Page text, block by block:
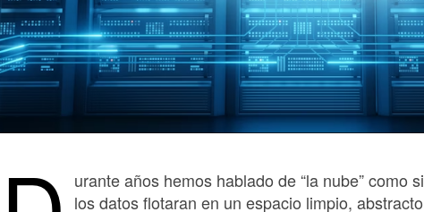
urante años hemos hablado de “la nube” como si
los datos flotaran en un espacio limpio, abstracto